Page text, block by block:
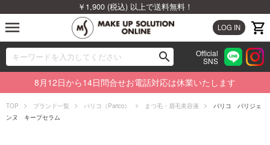
￥1,900 (税込) 以上で送料無料！
LOG IN
menu
search
00
Official
SNS
ブランドから探す
カテゴリから探す
8月12日から14日問合せお電話対応は休業いたします
TOP ブランド一覧 パリコ（Parico） まつ毛・眉毛美容液
パリコ パリジェ
ンヌ キープセラム